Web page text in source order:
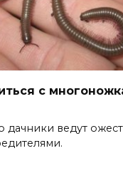
с
дачники ведут